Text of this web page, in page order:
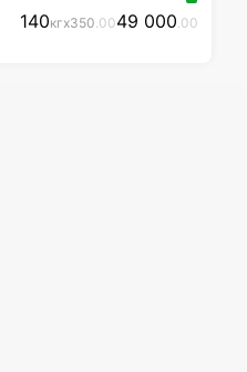
140кгx350.0049 000.00